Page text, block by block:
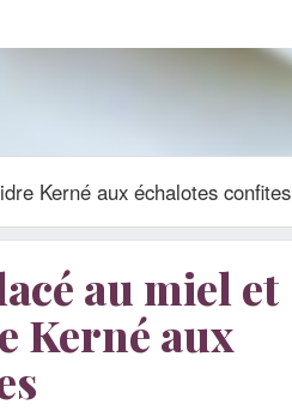
Kerné aux échalotes confites
au miel et
Kerné aux